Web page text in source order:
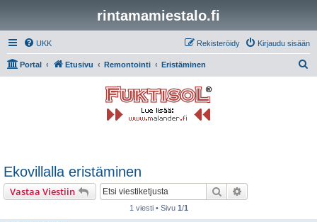
rintamamiestalo.fi
UKK Kirjaudu sisään
Rekisteröidy
Portal Etusivu Remontointi Eristäminen
Ekovillalla eristäminen
Vastaa Viestiin Etsi
1 viesti • Sivu 1/1